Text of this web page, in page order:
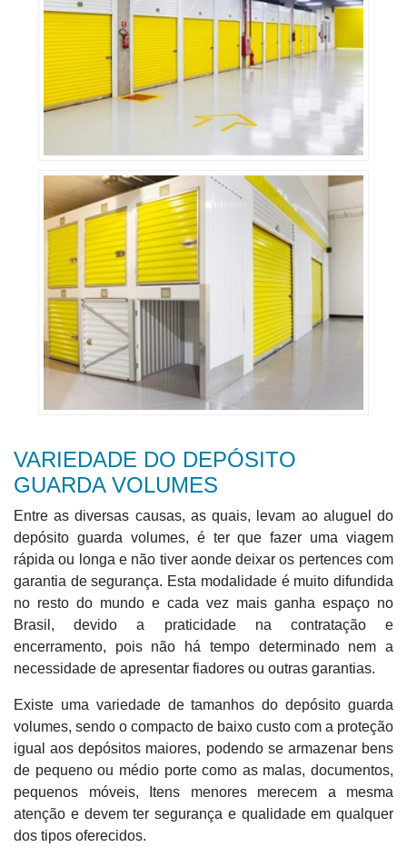
VARIEDADE DO DEPÓSITO
GUARDA VOLUMES
Entre as diversas causas, as quais, levam ao aluguel do
depósito guarda volumes, é ter que fazer uma viagem
rápida ou longa e não tiver aonde deixar os pertences com
garantia de segurança. Esta modalidade é muito difundida
no resto do mundo e cada vez mais ganha espaço no
Brasil, devido a praticidade na contratação e
encerramento, pois não há tempo determinado nem a
necessidade de apresentar fiadores ou outras garantias.
Existe uma variedade de tamanhos do depósito guarda
volumes, sendo o compacto de baixo custo com a proteção
igual aos depósitos maiores, podendo se armazenar bens
de pequeno ou médio porte como as malas, documentos,
pequenos móveis, Itens menores merecem a mesma
atenção e devem ter segurança e qualidade em qualquer
dos tipos oferecidos.